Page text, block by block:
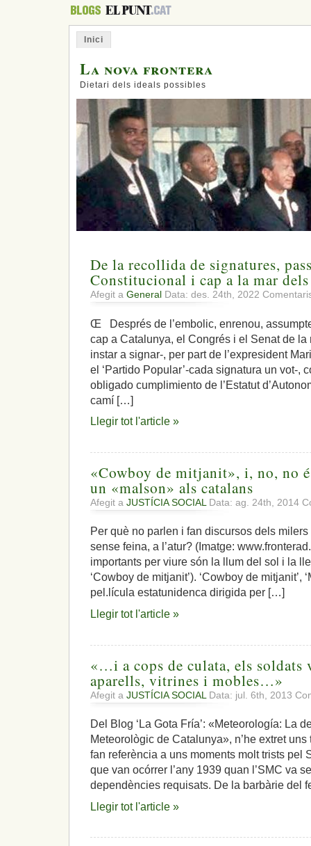
Inici
La nova frontera
Dietari dels ideals possibles
De la recollida de signatures,
Constitucional i cap a la mar dels
Afegit a General Data: des. 24th, 2022
Œ Després de l’embolic, enrenou,
cap a Catalunya, el Congrés i el Senat de
instar a signar-, per part de l’expresident
el ‘Partido Popular’-cada signatura un vot-,
obligado cumplimiento de l’Estatut
camí […]
Llegir tot l'article »
«Cowboy de mitjanit», i, no, no
un «malson» als catalans
Afegit a JUSTÍCIA SOCIAL Data: ag. 24th, 2014
Per què no parlen i fan discursos dels
sense feina, a l’atur? (Imatge:
importants per viure són la llum del sol i la
‘Cowboy de mitjanit’). ‘Cowboy de mitjanit’,
pel.lícula estatunidenca dirigida per […]
Llegir tot l'article »
«…i a cops de culata, els soldats
aparells, vitrines i mobles…»
Afegit a JUSTÍCIA SOCIAL Data: jul. 6th, 2013
Del Blog ‘La Gota Fría’: «Meteorología: La
Meteorològic de Catalunya», n’he extret
fan referència a uns moments molt trists pel
que van ocórrer l’any 1939 quan l’SMC va
dependències requisats. De la barbàrie del
Llegir tot l'article »